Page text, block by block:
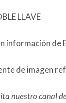
LLAVE
información de
de imagen
nuestro canal